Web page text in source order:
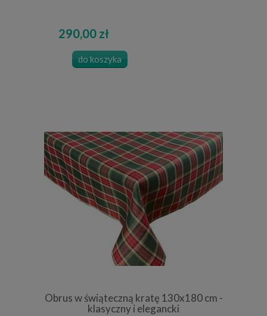
290,00 zł
do koszyka
Obrus w świąteczną kratę 130x180 cm -
klasyczny i elegancki